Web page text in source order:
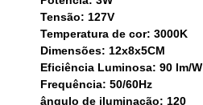
Tensão: 127V
Temperatura de cor: 3000K
Dimensões: 12x8x5CM
Eficiência Luminosa: 90 lm/W
Frequência: 50/60Hz
ângulo de iluminação: 120